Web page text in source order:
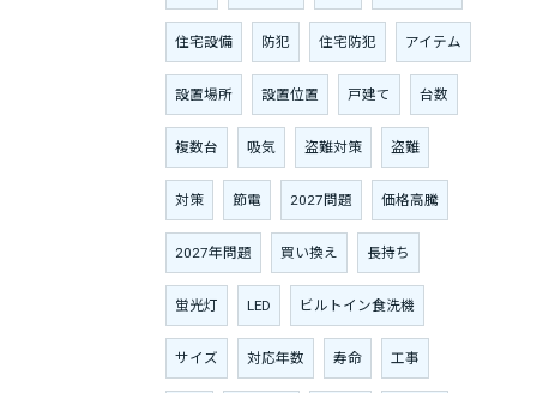
住宅設備 防犯 住宅防犯 アイテム
設置場所 設置位置 戸建て 台数
複数台 吸気 盗難対策 盗難
対策 節電 2027問題 価格高騰
2027年問題 買い換え 長持ち
蛍光灯 LED ビルトイン食洗機
サイズ 対応年数 寿命 工事